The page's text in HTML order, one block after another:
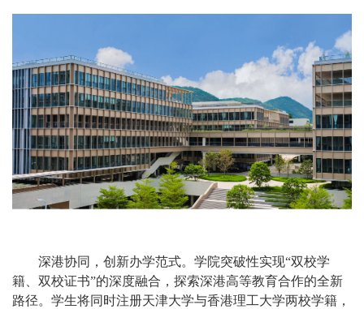
深港协同，创新办学范式。学院突破性实现“双校学
籍、双校证书”的深度融合，探索深港高等教育合作的全新
路径。学生将同时注册天津大学与香港理工大学两校学籍，